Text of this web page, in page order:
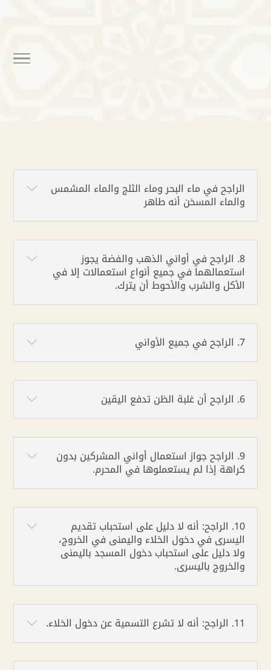
الراجح في ماء البحر وماء الثلج والماء المشمس
والماء المسخن أنه طاهر
8. الراجح في أواني الذهب والفضة يجوز
استعمالهما في جميع أنواع استعمالات إلا في
الأكل والشرب والأحوط أن يترك.
7. الراجح في جميع الأواني
6. الراجح أن غلبة الظن تدفع اليقين
9. الراجح جواز استعمال أواني المشركين بدون
كراهة إذا لم يستعملوها في المحرم.
10. الراجح: أنه لا دليل على استحباب تقديم
اليسرى في دخول الخلاء واليمنى في الخروج،
ولا دليل على استحباب دخول المسجد باليمنى
والخروج باليسرى.
11. الراجح: أنه لا تشرع التسمية عن دخول الخلاء.